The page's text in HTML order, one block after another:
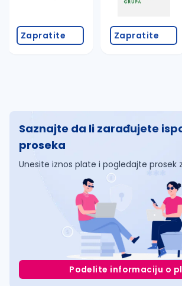
Zapratite Zapratite
Saznajte da li zarađujete
proseka
Unesite iznos plate i pogledajte prosek
Podelite informaciju o